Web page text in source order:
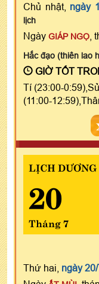
Chủ nhật, ngày
lịch
Ngày GIÁP NGỌ ,
Hắc đạo (thiên lao
GIỜ TỐT
Tí (23:00-
(11:00-
LỊCH DƯƠNG
20
Tháng 7
Thứ hai, ngày